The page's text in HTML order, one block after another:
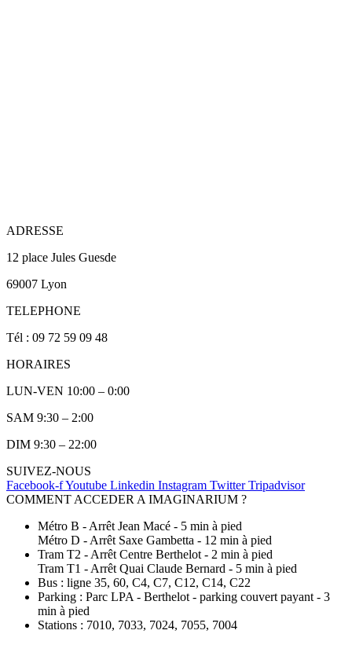
ADRESSE
12 place Jules Guesde
69007 Lyon
TELEPHONE
Tél : 09 72 59 09 48
HORAIRES
LUN-VEN 10:00 – 0:00
SAM 9:30 – 2:00
DIM 9:30 – 22:00
SUIVEZ-NOUS
Facebook-fYoutube Linkedin Instagram Twitter Tripadvisor
COMMENT ACCEDER A IMAGINARIUM ?
Métro B - Arrêt Jean Macé - 5 min à pied
Métro D - Arrêt Saxe Gambetta - 12 min à pied
Tram T2 - Arrêt Centre Berthelot - 2 min à pied
Tram T1 - Arrêt Quai Claude Bernard - 5 min à pied
Bus : ligne 35, 60, C4, C7, C12, C14, C22
Parking : Parc LPA - Berthelot - parking couvert payant - 3
min à pied
Stations : 7010, 7033, 7024, 7055, 7004